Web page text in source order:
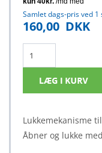
Samlet dags-pris ved 1
160,00 DKK
Lukkemekanisme
Åbner og lukke